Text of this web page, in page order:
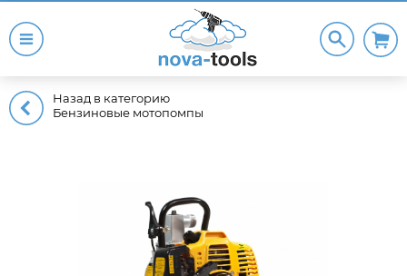
Назад в категорию
Бензиновые мотопомпы